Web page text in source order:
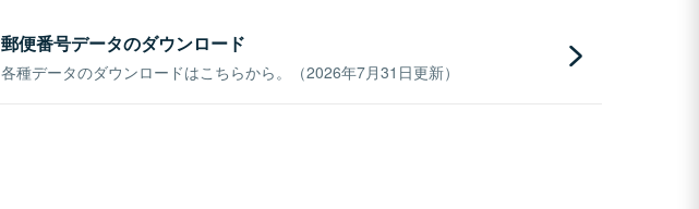
郵便番号データのダウンロード
各種データのダウンロードはこちらから。（2026年7月31日更新）